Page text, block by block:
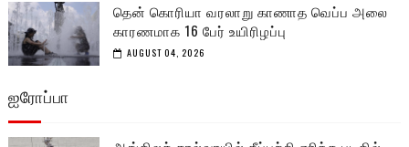
தென் கொரியா வரலாறு காணாத வெப்ப அலை
காரணமாக 16 பேர் உயிரிழப்பு
AUGUST 04, 2026
ஐரோப்பா